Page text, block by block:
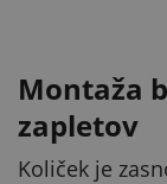
Montaža
zapletov
Količek je